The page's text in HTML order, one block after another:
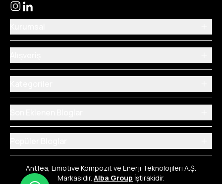
Antfea, Limotive Kompozit ve Enerji Teknolojileri A.Ş.
Markasıdır. Alba Group İştirakidir.